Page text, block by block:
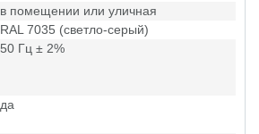
в помещении или уличная
RAL 7035 (светло-серый)
50 Гц ± 2%
да